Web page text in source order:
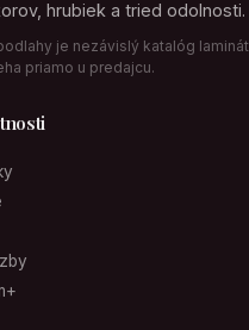
hrubiek a tried odolnosti.
je nezávislý katalóg
priamo u predajcu.